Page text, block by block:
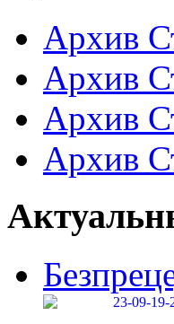
Архив
Архив
Архив
Архив